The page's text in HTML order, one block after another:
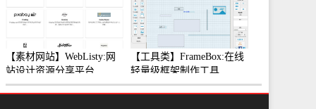
【素材网站】WebListy:网
站设计资源分享平台
【工具类】FrameBox:在线
轻量级框架制作工具